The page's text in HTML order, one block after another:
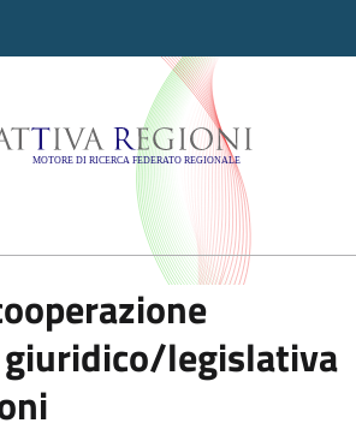
Regioni -
legislativa